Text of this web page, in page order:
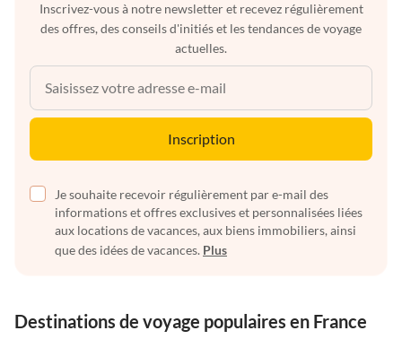
Inscrivez-vous à notre newsletter et recevez régulièrement
des offres, des conseils d'initiés et les tendances de voyage
actuelles.
Inscription
Je souhaite recevoir régulièrement par e-mail des
informations et offres exclusives et personnalisées liées
aux locations de vacances, aux biens immobiliers, ainsi
que des idées de vacances. Plus
Destinations de voyage populaires en France